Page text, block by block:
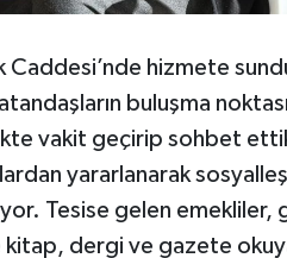
Caddesi’nde hizmete
buluşma
vakit geçirip sohbet
yararlanarak
Tesise gelen emekliler,
kitap, dergi ve gazete